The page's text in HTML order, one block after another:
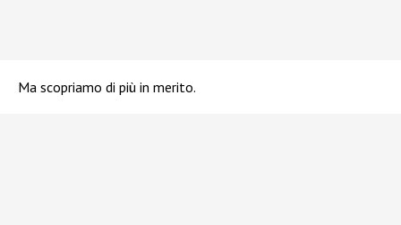
Ma scopriamo di più in merito.